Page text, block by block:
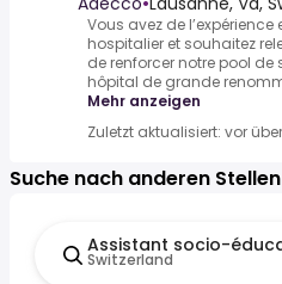
Vous avez de l’expérience
hospitalier et souhaitez
de renforcer notre pool de
hôpital de grande
Mehr anzeigen
Zuletzt aktualisiert: vor
Suche nach anderen Stellen
Assistant socio-
Switzerland